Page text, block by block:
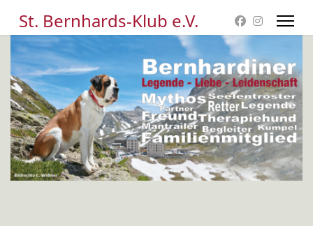
St. Bernhards-Klub e.V.